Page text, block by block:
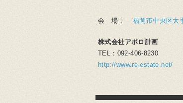
会 場： 福岡市中央区大
株式会社アポロ計画
TEL：092-406-8230
http://www.re-estate.net/